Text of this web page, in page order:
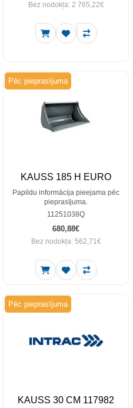
Bez nodokļa: 2 765,22€
Pēc pieprasījuma
KAUSS 185 H EURO
Papildu informācija pieejama pēc
pieprasījuma.
11251038Q
680,88€
Bez nodokļa: 562,71€
Pēc pieprasījuma
KAUSS 30 CM 117982